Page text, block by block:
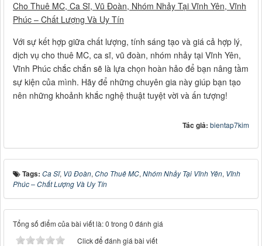
Cho Thuê MC, Ca Sĩ, Vũ Đoàn, Nhóm Nhảy Tại Vĩnh Yên, Vĩnh
Phúc – Chất Lượng Và Uy Tín
Với sự kết hợp giữa chất lượng, tính sáng tạo và giá cả hợp lý,
dịch vụ cho thuê MC, ca sĩ, vũ đoàn, nhóm nhảy tại Vĩnh Yên,
Vĩnh Phúc chắc chắn sẽ là lựa chọn hoàn hảo để bạn nâng tầm
sự kiện của mình. Hãy để những chuyên gia này giúp bạn tạo
nên những khoảnh khắc nghệ thuật tuyệt vời và ấn tượng!
Tác giả: bientap7kim
Tags: Ca Sĩ, Vũ Đoàn, Cho Thuê MC, Nhóm Nhảy Tại Vĩnh Yên, Vĩnh
Phúc – Chất Lượng Và Uy Tín
Tổng số điểm của bài viết là: 0 trong 0 đánh giá
Click để đánh giá bài viết